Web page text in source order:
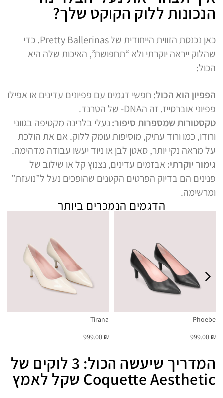
הנכונות ללוק הקוקט שלך?
כאן נכנסת הזווית הייחודית של Pretty Ballerinas. כדי
שהלוק ייראה יוקרתי ולא “תחפושת”, האיכות שלה היא
הכול:
הפפיון הוא הכול: חפשי דגמים עם פפיונים עדינים או אפילו
פפיוני אוברסייז. זה הDNA- של הטרנד.
טקסטורות שמספרות סיפור: נעלי בלרינה מקטיפה בגווני
ורודו, כמו ורוד עתיק, מוסיפות עומק ללוק. אם את הולכת
על מראה נקי יותר, סאטן לבן או ניוד יעשו עבודה מדהימה.
גימור יוקרתי: אבזמים עדינים, נצנוץ קל או שילוב של
פנינים הם בדיוק הפרטים הקטנים שהופכים נעל ל”נועזת”
ומרשימה.
הדגמים הנמכרים ביותר
Phoebe
₪ 999.00
Tirana
₪ 999.00
המדריך שיעשה הכול: 3 לוקים של
Coquette Aesthetic שקל לאמץ